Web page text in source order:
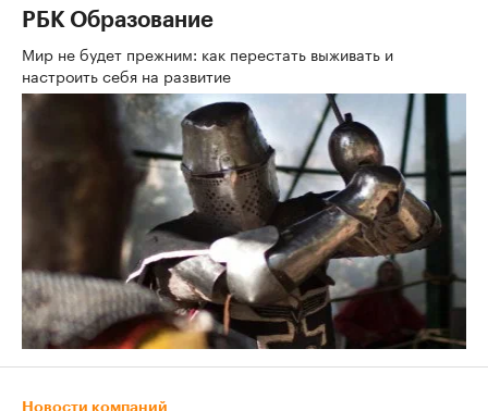
РБК Образование
Мир не будет прежним: как перестать выживать и
настроить себя на развитие
Новости компаний